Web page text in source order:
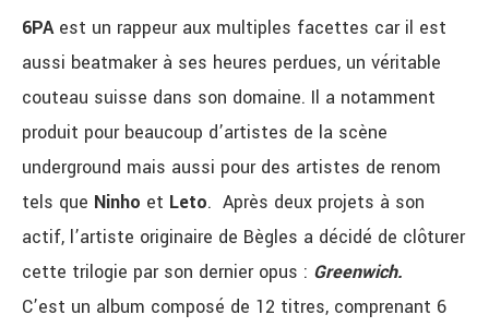
6PAest un rappeur aux multiples facettes car il est
aussi beatmaker à ses heures perdues, un véritable
couteau suisse dans son domaine. Il a notamment
produit pour beaucoup d’artistes de la scène
underground mais aussi pour des artistes de renom
tels que Ninho et Leto. Après deux projets à son
actif, l’artiste originaire de Bègles a décidé de clôturer
cette trilogie par son dernier opus : Greenwich.
C’est un album composé de 12 titres, comprenant 6